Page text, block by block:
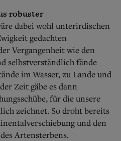
robuster
dabei wohl unterirdischen
gedachten
Vergangenheit wie den
selbstverständlich fände
im Wasser, zu Lande und
Zeit gäbe es dann
für die unsere
zeichnet. So droht bereits
und den
Artensterbens.